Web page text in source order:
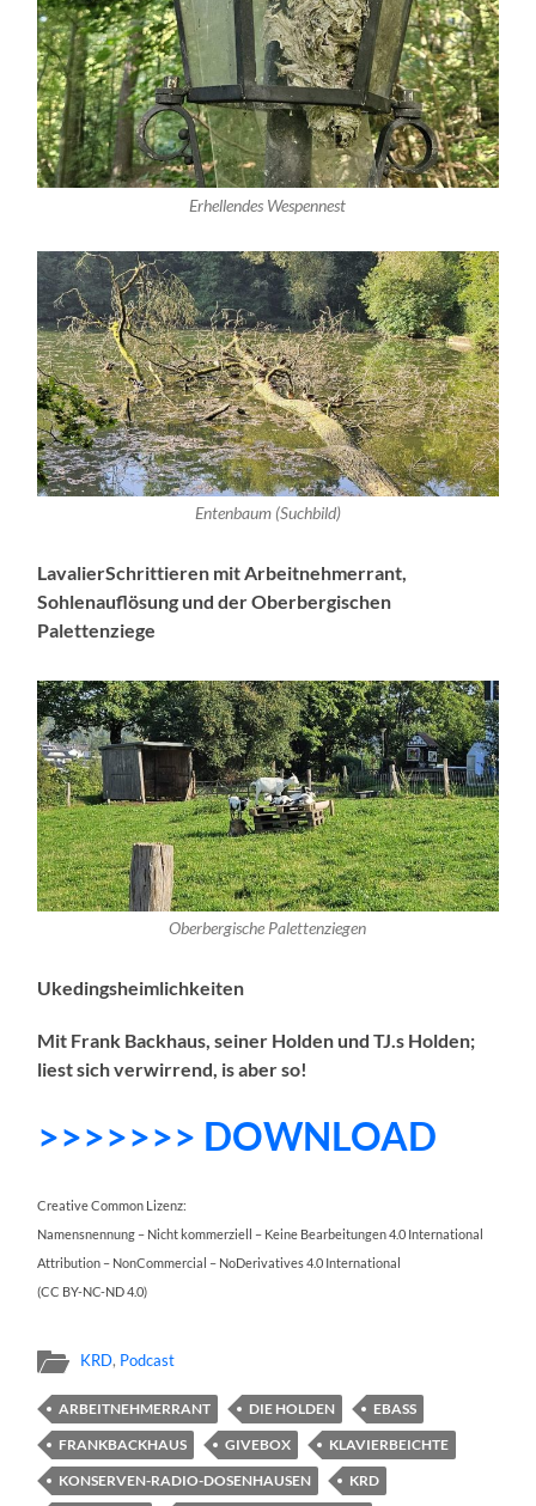
Erhellendes Wespennest
Entenbaum (Suchbild)
LavalierSchrittieren mit Arbeitnehmerrant,
Sohlenauflösung und der Oberbergischen
Palettenziege
Oberbergische Palettenziegen
Ukedingsheimlichkeiten
Mit Frank Backhaus, seiner Holden und TJ.s Holden;
liest sich verwirrend, is aber so!
>>>>>>> DOWNLOAD
Creative Common Lizenz:
Namensnennung – Nicht kommerziell – Keine Bearbeitungen 4.0 International
Attribution – NonCommercial – NoDerivatives 4.0 International
(CC BY-NC-ND 4.0)
KRD, Podcast
ARBEITNEHMERRANT DIE HOLDEN
EBASS
FRANKBACKHAUS
GIVEBOX
KLAVIERBEICHTE
KONSERVEN-RADIO-DOSENHAUSEN
KRD